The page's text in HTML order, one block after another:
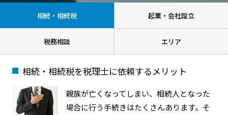
相続・相続税 起業・会社設立
税務相談 エリア
相続・相続税を税理士に依頼するメリット
親族が亡くなってしまい、相続人となった
場合に行う手続きはたくさんあります。そ